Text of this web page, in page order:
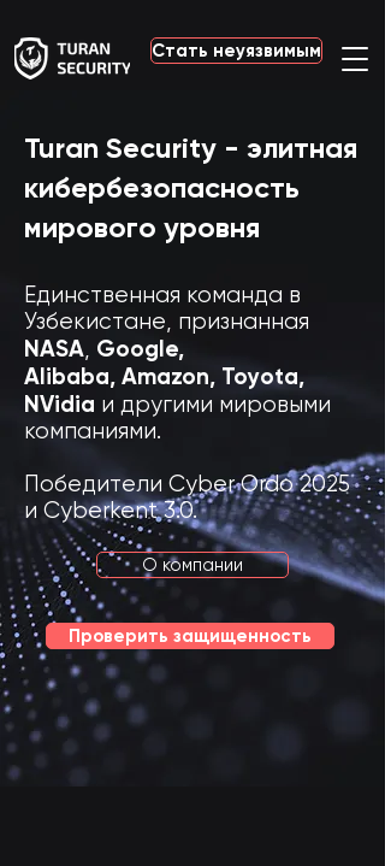
Стать неуязвимым
Turan Security - элитная
кибербезопасность
мирового уровня
Единственная команда в
Узбекистане, признанная
NASA, Google,
Alibaba, Amazon, Toyota,
NVidia и другими мировыми
компаниями.
Победители Cyber Ordo 2025
и Cyberkent 3.0.
О компании
Проверить защищенность